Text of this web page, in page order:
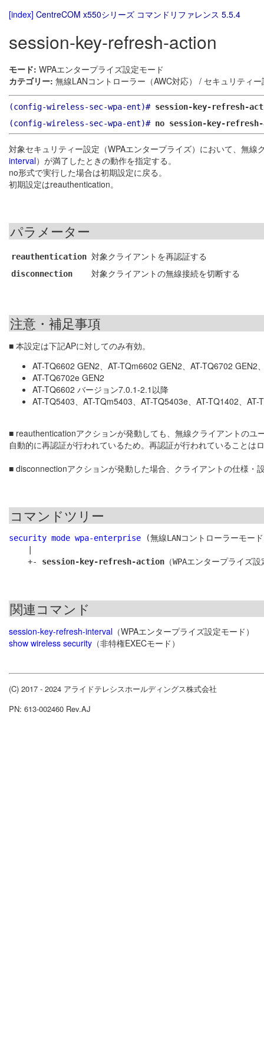
[index] CentreCOM x550シリーズ コマンドリファレンス 5.5.4
session-key-refresh-action
モード: WPAエンタープライズ設定モード
カテゴリー: 無線LANコントローラー（AWC対応） / セキュリティー
(config-wireless-sec-wpa-ent)# session-key-refresh-
(config-wireless-sec-wpa-ent)# no session-key-
対象セキュリティー設定（WPAエンタープライズ）において、無
interval）が満了したときの動作を指定する。
no形式で実行した場合は初期設定に戻る。
初期設定はreauthentication。
パラメーター
reauthentication 対象クライアントを再認証する
disconnection 対象クライアントの無線接続を切断する
注意・補足事項
■ 本設定は下記APに対してのみ有効。
AT-TQ6602 GEN2、AT-TQm6602 GEN2、AT-TQ6702
AT-TQ6702e GEN2
AT-TQ6602 バージョン7.0.1-2.1以降
AT-TQ5403、AT-TQm5403、AT-TQ5403e、AT-TQ1402、
■ reauthenticationアクションが発動しても、無線クライアントの
自動的に再認証が行われているため。再認証が行われていることは
■ disconnectionアクションが発動した場合、クライアントの仕様・
コマンドツリー
security mode wpa-enterprise (無線LANコントローラーモー
    +-
session-key-refresh-action
関連コマンド
session-key-refresh-interval （WPAエンタープライズ設定モード）
show wireless security （非特権EXECモード）
(C) 2017 - 2024 アライドテレシスホールディングス株式会社
PN: 613-002460 Rev.AJ